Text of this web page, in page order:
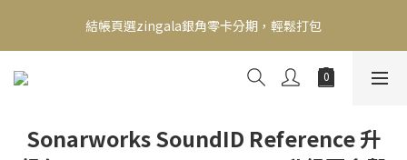
新會員送500！滿額最高回饋2000，刷卡最高12期零利率，馬上了
解👉
結帳頁選zingala銀角零卡分期，輕鬆打包
新會員送500！滿額最高回饋2000，刷卡最高12期零利率，馬上了
Sonarworks SoundID Reference 升